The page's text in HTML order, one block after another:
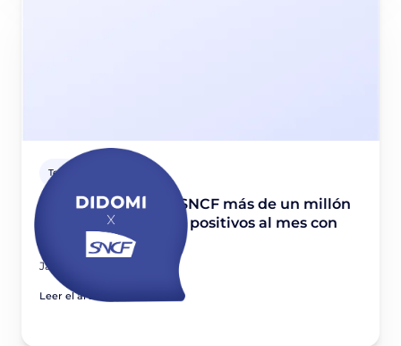
Testimonio cliente
¿Cómo gestiona la SNCF más de un millón
de consentimientos positivos al mes con
Didomi?
January 11, 2023
Leer el artículo